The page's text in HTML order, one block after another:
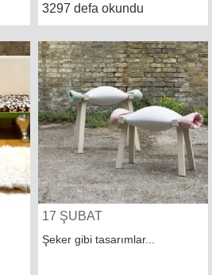
3297 defa okundu
17 ŞUBAT
Şeker gibi tasarımlar...